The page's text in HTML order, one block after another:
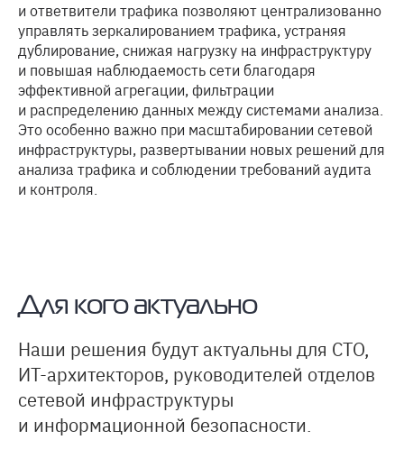
и ответвители трафика позволяют централизованно
управлять зеркалированием трафика, устраняя
дублирование, снижая нагрузку на инфраструктуру
и повышая наблюдаемость сети благодаря
эффективной агрегации, фильтрации
и распределению данных между системами анализа.
Это особенно важно при масштабировании сетевой
инфраструктуры, развертывании новых решений для
анализа трафика и соблюдении требований аудита
и контроля.
Для кого актуально
Наши решения будут актуальны для CTO,
ИТ-архитекторов, руководителей отделов
сетевой инфраструктуры
и информационной безопасности.